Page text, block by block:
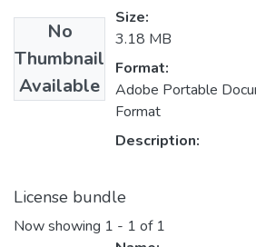
No
Thumbnail
Available
Size:
3.18 MB
Format:
Adobe Portable
Format
Description:
License bundle
Now showing 1 - 1 of 1